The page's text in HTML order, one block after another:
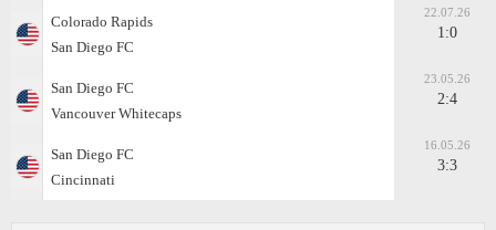
Colorado Rapids
San Diego FC
22.07.26
1:0
San Diego FC
Vancouver Whitecaps
23.05.26
2:4
San Diego FC
Cincinnati
16.05.26
3:3